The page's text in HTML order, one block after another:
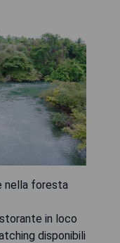
nella foresta
in loco
disponibili